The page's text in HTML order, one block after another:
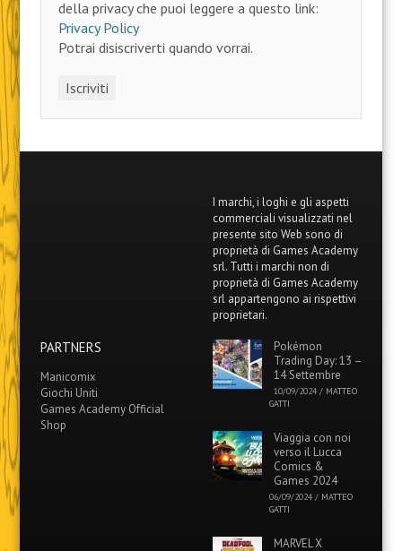
della privacy che puoi leggere a questo link:
Privacy Policy
Potrai disiscriverti quando vorrai.
I marchi, i loghi e gli aspetti
commerciali visualizzati nel
presente sito Web sono di
proprietà di Games Academy
srl. Tutti i marchi non di
proprietà di Games Academy
srl appartengono ai rispettivi
proprietari.
PARTNERS
Manicomix
Giochi Uniti
Games Academy Official
Shop
Pokémon
Trading Day: 13 –
14 Settembre
10/09/2024 / MATTEO
GATTI
Viaggia con noi
verso il Lucca
Comics &
Games 2024
06/09/2024 / MATTEO
GATTI
MARVEL X